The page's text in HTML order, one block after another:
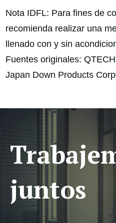
Nota IDFL: Para fines de
recomienda realizar una
llenado con y sin
Fuentes originales:
Japan Down Products
juntos